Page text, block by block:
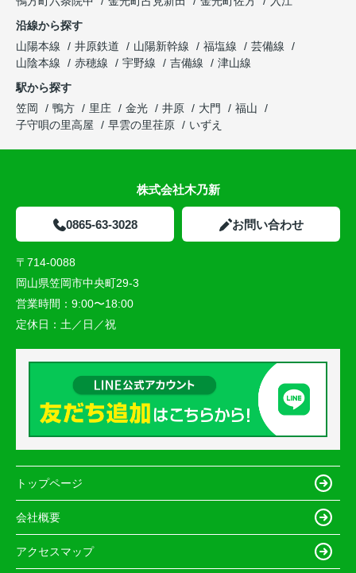
沿線から探す
山陽本線
井原鉄道 山陽新幹線 福塩線
芸備線
山陰本線
赤穂線 宇野線 吉備線
津山線
駅から探す
笠岡
鴨方 里庄 金光 井原 大門
福山
子守唄の里高屋
早雲の里荏原 いずえ
株式会社木乃新
0865-63-3028 お問い合わせ
〒714-0088
岡山県笠岡市中央町29-3
営業時間： 9:00〜18:00
定休日： 土／日／祝
トップページ
会社概要
アクセスマップ